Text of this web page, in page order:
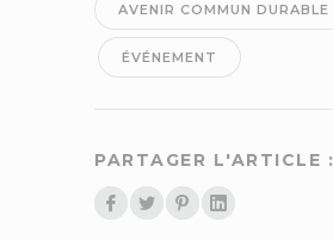
AVENIR COMMUN DURABLE
ÉVÉNEMENT
PARTAGER L'ARTICLE :